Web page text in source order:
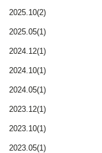
2025.10(2)
2025.05(1)
2024.12(1)
2024.10(1)
2024.05(1)
2023.12(1)
2023.10(1)
2023.05(1)